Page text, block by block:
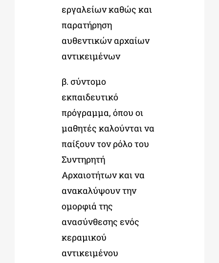
εργαλείων καθώς και
παρατήρηση
αυθεντικών αρχαίων
αντικειμένων
β. σύντομο
εκπαιδευτικό
πρόγραμμα, όπου οι
μαθητές καλούνται να
παίξουν τον ρόλο του
Συντηρητή
Αρχαιοτήτων και να
ανακαλύψουν την
ομορφιά της
ανασύνθεσης ενός
κεραμικού
αντικειμένου